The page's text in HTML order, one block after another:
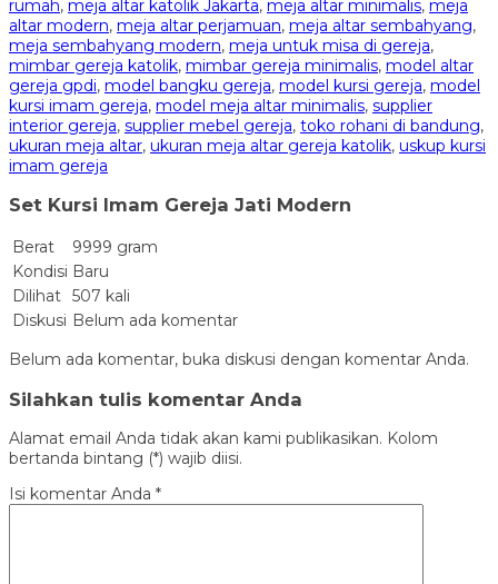
rumah, meja altar katolik Jakarta, meja altar minimalis, meja
altar modern, meja altar perjamuan, meja altar sembahyang,
meja sembahyang modern, meja untuk misa di gereja,
mimbar gereja katolik, mimbar gereja minimalis, model altar
gereja gpdi, model bangku gereja, model kursi gereja, model
kursi imam gereja, model meja altar minimalis, supplier
interior gereja, supplier mebel gereja, toko rohani di bandung,
ukuran meja altar, ukuran meja altar gereja katolik, uskup kursi
imam gereja
Set Kursi Imam Gereja Jati Modern
Berat
9999 gram
Kondisi Baru
Dilihat 507 kali
Diskusi Belum ada komentar
Belum ada komentar, buka diskusi dengan komentar Anda.
Silahkan tulis komentar Anda
Alamat email Anda tidak akan kami publikasikan. Kolom
bertanda bintang (*) wajib diisi.
Isi komentar Anda *